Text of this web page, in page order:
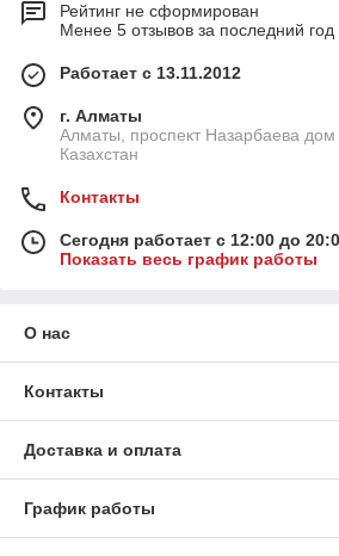
Рейтинг не сформирован
Менее 5 отзывов за последний год
Работает с 13.11.2012
г. Алматы
Алматы, проспект Назарбаева
Казахстан
Контакты
Сегодня работает с 12:00 до
Показать весь график работы
О нас
Контакты
Доставка и оплата
График работы